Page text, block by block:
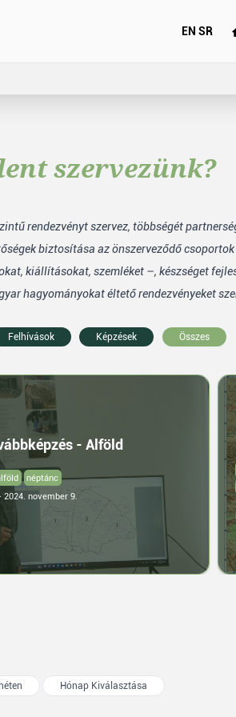
EN SR
szervezünk?
rendezvényt szervez, többségét
biztosítása az önszerveződő
kiállításokat, szemléket –, készséget
hagyományokat éltető rendezvényeket
Felhívások Képzések Összes
- Alföld
néptánc
2024. november 9.